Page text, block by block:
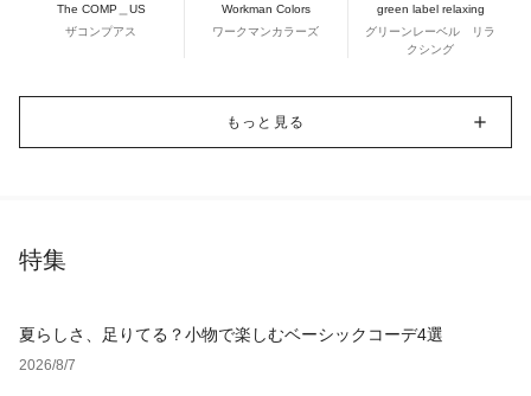
The COMP＿US
ザコンプアス
Workman Colors
ワークマンカラーズ
green label relaxing
グリーンレーベル リラ
クシング
もっと見る
特集
夏らしさ、足りてる？小物で楽しむベーシックコーデ4選
2026/8/7